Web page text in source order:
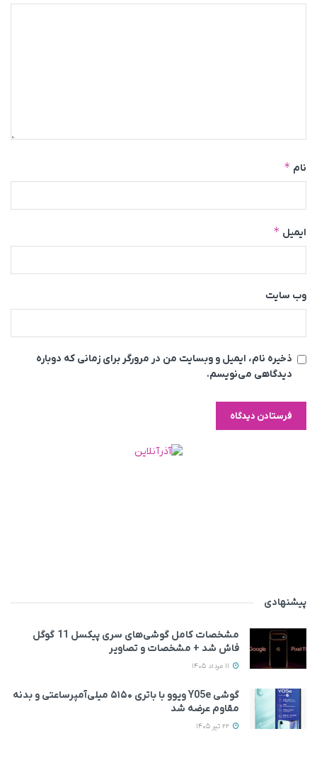
نام *
ایمیل *
وب‌ سایت
ذخیره نام، ایمیل و وبسایت من در مرورگر برای زمانی که دوباره
دیدگاهی می‌نویسم.
پیشنهادی
مشخصات کامل گوشی‌های سری پیکسل 11 گوگل
فاش شد + مشخصات و تصاویر
گوشی Y05e ویوو با باتری ۵۱۵۰ میلی‌آمپرساعتی و بدنه
مقاوم عرضه شد